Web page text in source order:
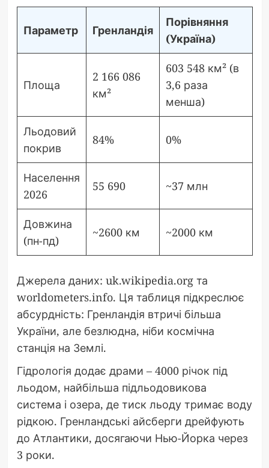
Параметр Гренландія
Порівняння
(Україна)
Площа
2 166 086
км²
603 548 км² (в
3,6 раза
менша)
Льодовий
покрив
84% 0%
Населення
2026
55 690 ~37 млн
Довжина
(пн-пд)
~2600 км ~2000 км
Джерела даних: uk.wikipedia.org та
worldometers.info. Ця таблиця підкреслює
абсурдність: Гренландія втричі більша
України, але безлюдна, ніби космічна
станція на Землі.
Гідрологія додає драми – 4000 річок під
льодом, найбільша підльодовикова
система і озера, де тиск льоду тримає воду
рідкою. Гренландські айсберги дрейфують
до Атлантики, досягаючи Нью-Йорка через
3 роки.